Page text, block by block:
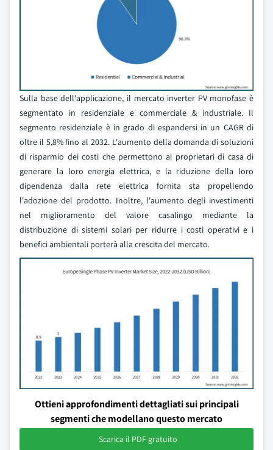
Sulla base dell'applicazione, il mercato inverter PV monofase è
segmentato in residenziale e commerciale & industriale. Il
segmento residenziale è in grado di espandersi in un CAGR di
oltre il 5,8% fino al 2032. L'aumento della domanda di soluzioni
di risparmio dei costi che permettono ai proprietari di casa di
generare la loro energia elettrica, e la riduzione della loro
dipendenza dalla rete elettrica fornita sta propellendo
l'adozione del prodotto. Inoltre, l'aumento degli investimenti
nel miglioramento del valore casalingo mediante la
distribuzione di sistemi solari per ridurre i costi operativi e i
benefici ambientali porterà alla crescita del mercato.
Ottieni approfondimenti dettagliati sui principali
segmenti che modellano questo mercato
Scarica il PDF gratuito